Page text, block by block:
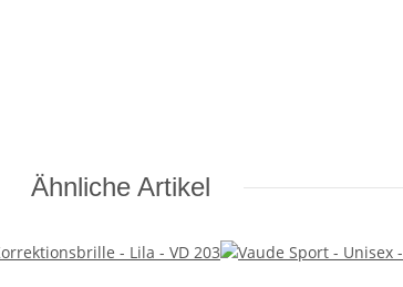
Ähnliche Artikel